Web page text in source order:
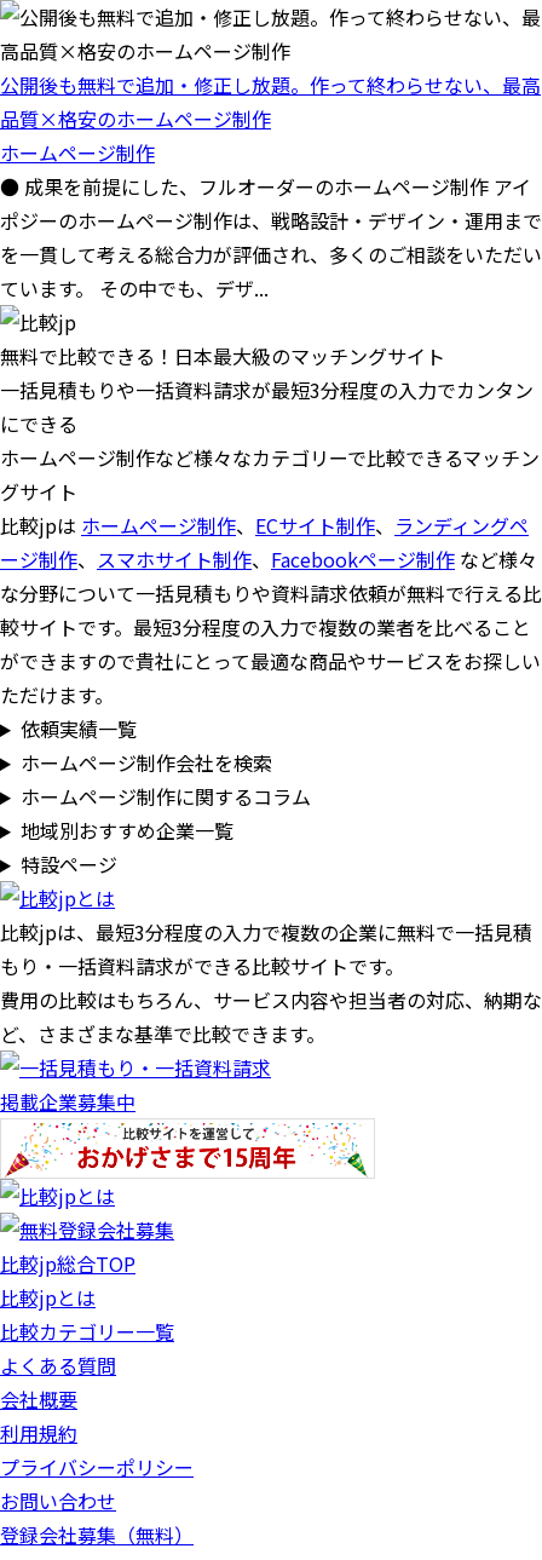
公開後も無料で追加・修正し放題。作って終わらせない、最高
品質×格安のホームページ制作
ホームページ制作
● 成果を前提にした、フルオーダーのホームページ制作 アイ
ポジーのホームページ制作は、戦略設計・デザイン・運用まで
を一貫して考える総合力が評価され、多くのご相談をいただい
ています。 その中でも、デザ...
無料で比較できる！日本最大級のマッチングサイト
一括見積もりや一括資料請求が最短3分程度の入力でカンタン
にできる
ホームページ制作など様々なカテゴリーで比較できるマッチン
グサイト
比較jpは ホームページ制作、 ECサイト制作、 ランディングペ
ージ制作、 スマホサイト制作、 Facebookページ制作 など様々
な分野について一括見積もりや資料請求依頼が無料で行える比
較サイトです。最短3分程度の入力で複数の業者を比べること
ができますので貴社にとって最適な商品やサービスをお探しい
ただけます。
依頼実績一覧
ホームページ制作会社を検索
ホームページ制作に関するコラム
地域別おすすめ企業一覧
特設ページ
比較jpは、 最短3分程度の入力で複数の企業に無料で一括見積
もり・一括資料請求ができる比較サイトです。
費用の比較はもちろん、サービス内容や担当者の対応、納期な
ど、さまざまな基準で比較できます。
掲載企業募集中
比較jp総合TOP
比較jpとは
比較カテゴリー一覧
よくある質問
会社概要
利用規約
プライバシーポリシー
お問い合わせ
登録会社募集（無料）